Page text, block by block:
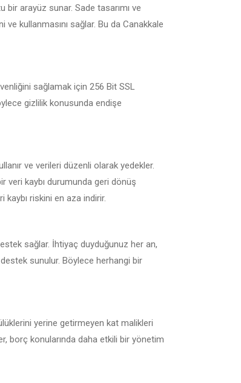
bir arayüz sunar. Sade tasarımı ve
ve kullanmasını sağlar. Bu da Canakkale
sağlamak için 256 Bit SSL
gizlilik konusunda endişe
ve verileri düzenli olarak yedekler.
veri kaybı durumunda geri dönüş
riskini en aza indirir.
sağlar. İhtiyaç duyduğunuz her an,
sunulur. Böylece herhangi bir
yerine getirmeyen kat malikleri
borç konularında daha etkili bir yönetim